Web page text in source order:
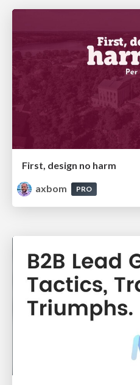
First, design no harm
axbom
PRO